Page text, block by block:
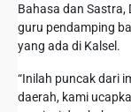
Bahasa dan Sastra,
guru pendamping
yang ada di Kalsel.
“Inilah puncak dari
daerah, kami